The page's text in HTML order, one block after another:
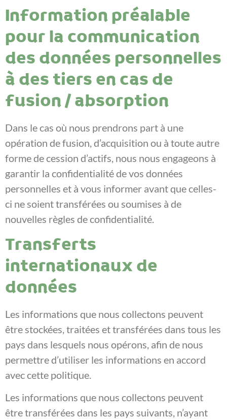
Information préalable
pour la communication
des données personnelles
à des tiers en cas de
fusion / absorption
Dans le cas où nous prendrons part à une
opération de fusion, d’acquisition ou à toute autre
forme de cession d’actifs, nous nous engageons à
garantir la confidentialité de vos données
personnelles et à vous informer avant que celles-
ci ne soient transférées ou soumises à de
nouvelles règles de confidentialité.
Transferts
internationaux de
données
Les informations que nous collectons peuvent
être stockées, traitées et transférées dans tous les
pays dans lesquels nous opérons, afin de nous
permettre d’utiliser les informations en accord
avec cette politique.
Les informations que nous collectons peuvent
être transférées dans les pays suivants, n’ayant